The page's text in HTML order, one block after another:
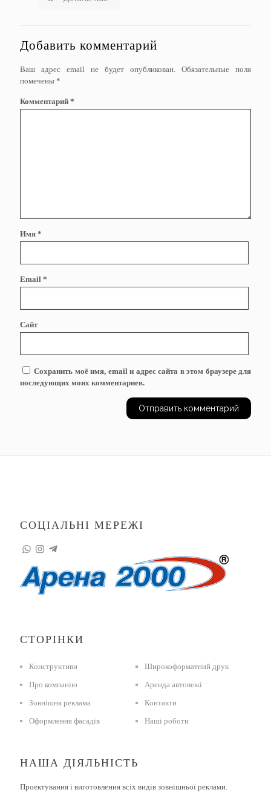
Добавить комментарий
Ваш адрес email не будет опубликован.
Обязательные поля
помечены *
Комментарий *
Имя *
Email *
Сайт
Сохранить моё имя, email и адрес сайта в этом браузере для
последующих моих комментариев.
СОЦІАЛЬНІ МЕРЕЖІ
СТОРІНКИ
Конструктиви
Про компанію
Зовнішня реклама
Оформлення фасадів
Широкоформатний друк
Аренда автовежі
Контакти
Наші роботи
НАША ДІЯЛЬНІСТЬ
Проектування і виготовлення всіх видів зовнішньої реклами.